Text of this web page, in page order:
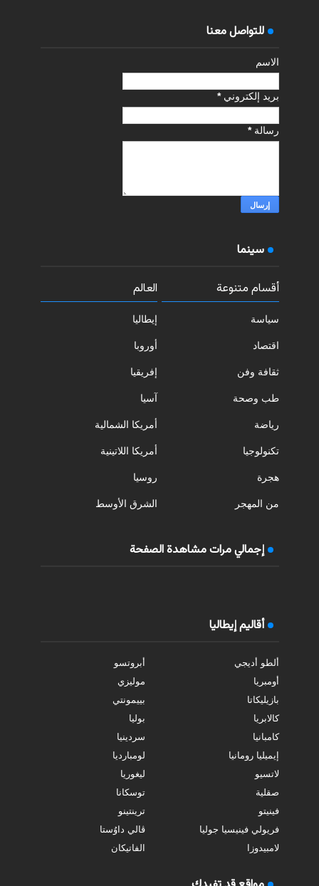
للتواصل معنا
الاسم
بريد إلكتروني*
رسالة*
سينما
أقسام متنوعة
سياسة
اقتصاد
ثقافة وفن
طب وصحة
رياضة
تكنولوجيا
هجرة
من المهجر
العالم
إيطاليا
أوروبا
إفريقيا
آسيا
أمريكا الشمالية
أمريكا اللاتينية
روسيا
الشرق الأوسط
إجمالي مرات مشاهدة الصفحة
أقاليم إيطاليا
ألطو أديجي
أبروتسو
أومبريا
موليزي
بازيليكاتا
بييمونتي
كالابريا
بوليا
كامبانيا
سردينيا
إيميليا رومانيا
لومبارديا
لاتسيو
ليغوريا
صقلية
توسكانا
فينيتو
ترينتينو
فريولي فينيسيا جوليا
ڤالي داوُستا
لامبيدوزا
الفاتيكان